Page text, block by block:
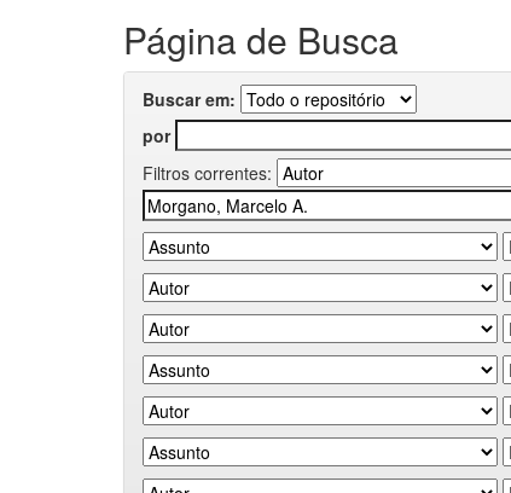
Página de Busca
Buscar em:
por
Filtros correntes: